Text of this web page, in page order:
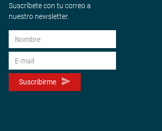
Suscríbete con tu correo a
nuestro newsletter.
Suscribirme